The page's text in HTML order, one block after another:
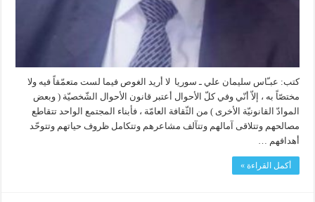
كتب: عبـّاس سليمان علي ـ سوريا لا أريد الغوص فيما لست متعمّقاً فيه ولا
مختصّاً به ، إلاّ أنّي وفي كلّ الأحوال أعتبر قانون الأحوال الشّخصيّة ( وبعض
الموادّ القانونيّة الأخرى ) من الثّقافة العامّة ، فأبناء المجتمع الواحد تتقاطع
مصالحهم وتتلاقى آمالهم وتتآلف مشاعرهم وتتكامل ظروف حياتهم وتتوحّد
أهدافهم …
أكمل القراءة »